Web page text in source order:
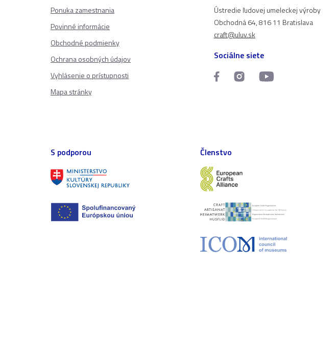
Ponuka zamestnania
Povinné informácie
Obchodné podmienky
Ochrana osobných údajov
Vyhlásenie o prístupnosti
Mapa stránky
Ústredie ľudovej umeleckej výroby
Obchodná 64, 816 11 Bratislava
craft@uluv.sk
Sociálne siete
S podporou Členstvo